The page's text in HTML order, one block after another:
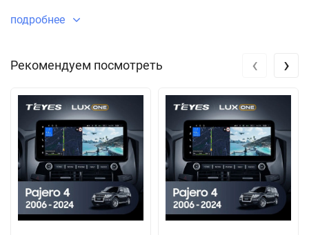
подробнее
Рекомендуем посмотреть ‹ ›